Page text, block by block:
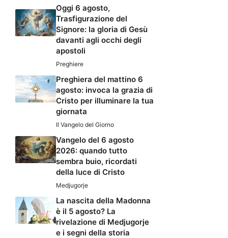
Oggi 6 agosto,
Trasfigurazione del
Signore: la gloria di Gesù
davanti agli occhi degli
apostoli
Preghiere
Preghiera del mattino 6
agosto: invoca la grazia di
Cristo per illuminare la tua
giornata
Il Vangelo del Giorno
Vangelo del 6 agosto
2026: quando tutto
sembra buio, ricordati
della luce di Cristo
Medjugorje
La nascita della Madonna
è il 5 agosto? La
rivelazione di Medjugorje
e i segni della storia